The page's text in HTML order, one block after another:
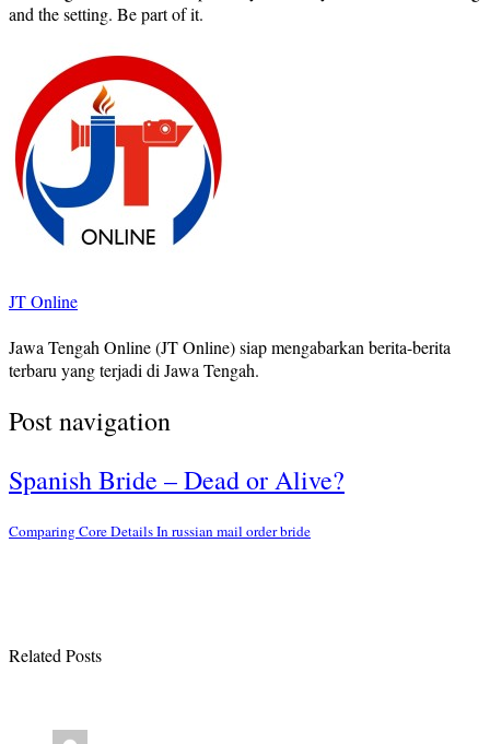
and the setting. Be part of it.
JT Online
Jawa Tengah Online (JT Online) siap mengabarkan berita-berita
terbaru yang terjadi di Jawa Tengah.
Post navigation
Spanish Bride – Dead or Alive?
Comparing Core Details In russian mail order bride
Related Posts